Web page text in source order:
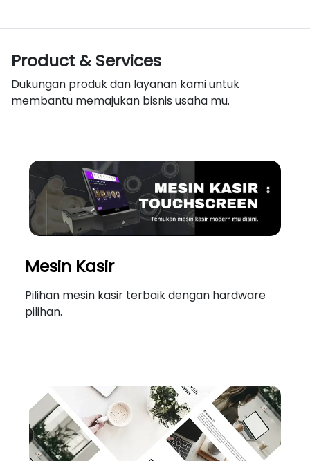
Product & Services
Dukungan produk dan layanan kami untuk
membantu memajukan bisnis usaha mu.
Mesin Kasir
Pilihan mesin kasir terbaik dengan hardware
pilihan.